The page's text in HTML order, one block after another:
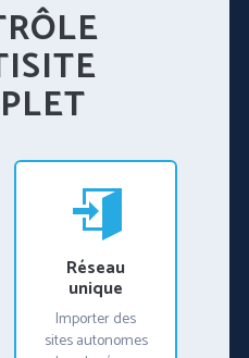
Réseau
unique
Importer des
sites autonomes